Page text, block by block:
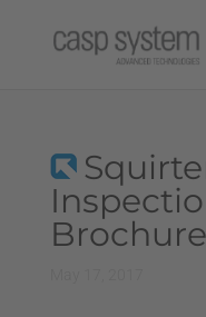
Brochure